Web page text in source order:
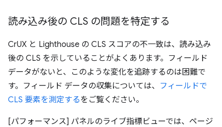
読み込み後の CLS の問題を特定する
CrUX と Lighthouse の CLS スコアの不一致は、読み込み
後の CLS を示していることがよくあります。フィールド
データがないと、このような変化を追跡するのは困難で
す。フィールド データの収集については、 フィールドで
CLS 要素を測定するをご覧ください。
[パフォーマンス] パネルのライブ指標ビューでは、ページ